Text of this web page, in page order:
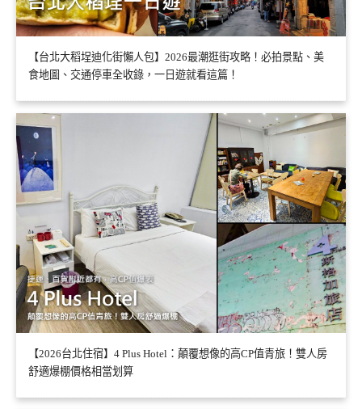
【台北大稻埕迪化街懶人包】2026最潮逛街攻略！必拍景點、美
食地圖、交通停車全收錄，一日遊就看這篇！
【2026台北住宿】4 Plus Hotel：顛覆想像的高CP值青旅！雙人房
舒適爆棚價格相當划算